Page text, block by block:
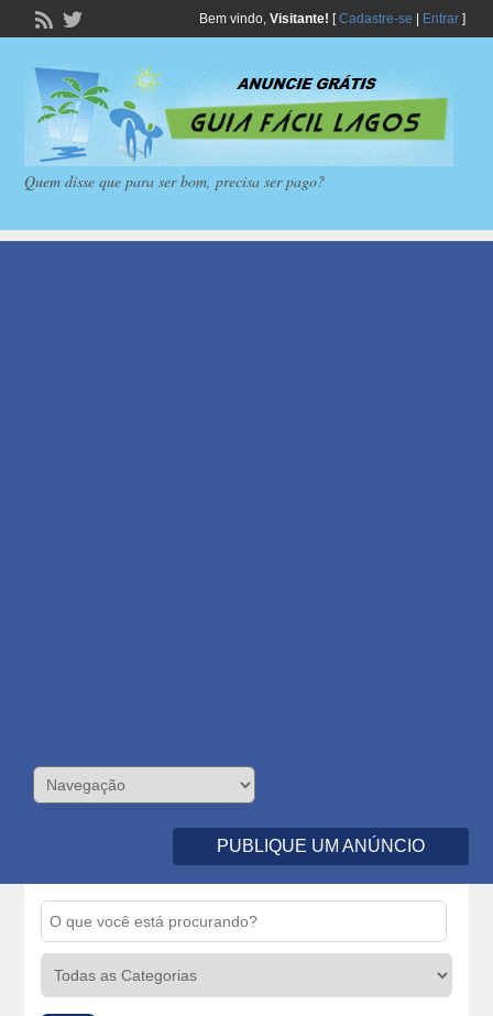
Bem vindo, Visitante! [Cadastre-se Entrar]
Quem disse que para ser bom, precisa ser pago?
PUBLIQUE UM ANÚNCIO